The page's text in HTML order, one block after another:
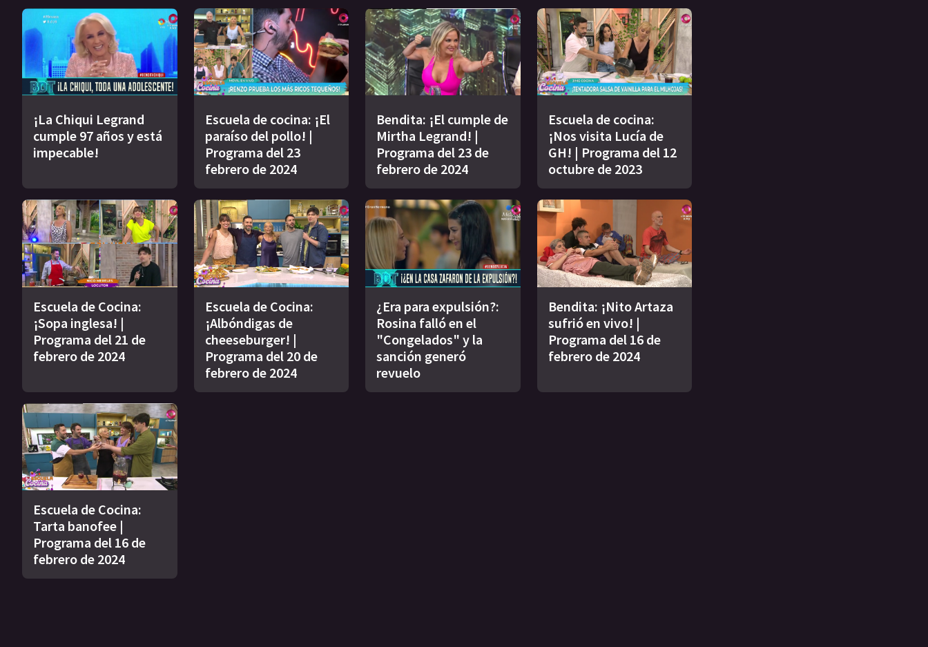
¡La Chiqui Legrand
cumple 97 años y está
impecable!
Escuela de cocina: ¡El
paraíso del pollo! |
Programa del 23
febrero de 2024
Bendita: ¡El cumple de
Mirtha Legrand! |
Programa del 23 de
febrero de 2024
Escuela de cocina:
¡Nos visita Lucía de
GH! | Programa del 12
octubre de 2023
Escuela de Cocina:
¡Sopa inglesa! |
Programa del 21 de
febrero de 2024
Escuela de Cocina:
¡Albóndigas de
cheeseburger! |
Programa del 20 de
febrero de 2024
¿Era para expulsión?:
Rosina falló en el
"Congelados" y la
sanción generó
revuelo
Bendita: ¡Nito Artaza
sufrió en vivo! |
Programa del 16 de
febrero de 2024
Escuela de Cocina:
Tarta banofee |
Programa del 16 de
febrero de 2024